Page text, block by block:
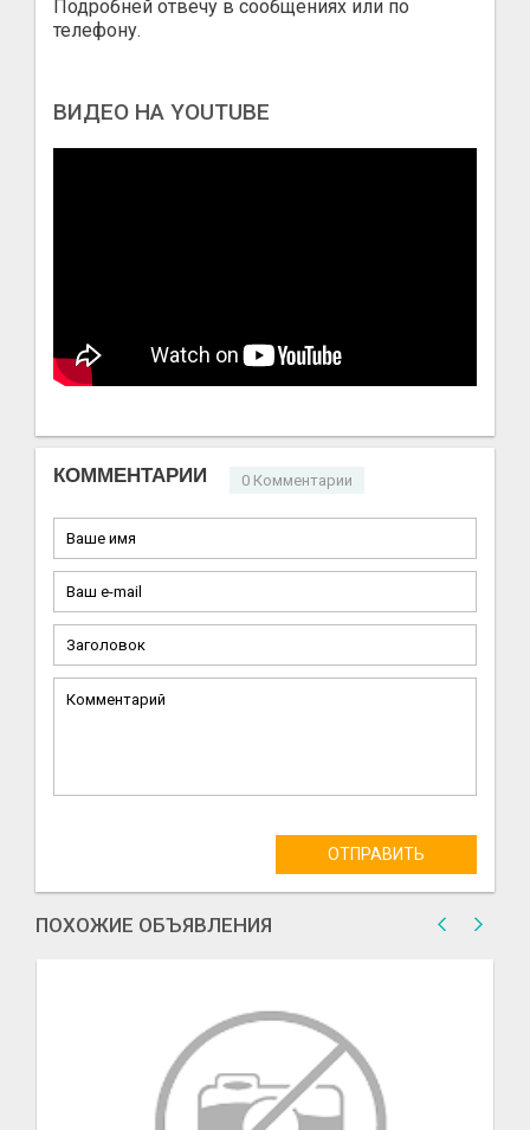
Подробней отвечу в сообщениях или по
телефону.
ВИДЕО НА YOUTUBE
КОММЕНТАРИИ 0 Комментарии
ОТПРАВИТЬ
ПОХОЖИЕ ОБЪЯВЛЕНИЯ